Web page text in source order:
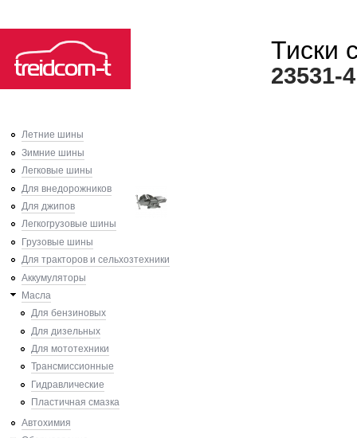
Летние шины
Зимние шины
Легковые шины
Для внедорожников
Для джипов
Легкогрузовые шины
Грузовые шины
Для тракторов и сельхозтехники
Аккумуляторы
Масла
Для бензиновых
Для дизельных
Для мототехники
Трансмиссионные
Гидравлические
Пластичная смазка
Автохимия
Тиски
23531-4